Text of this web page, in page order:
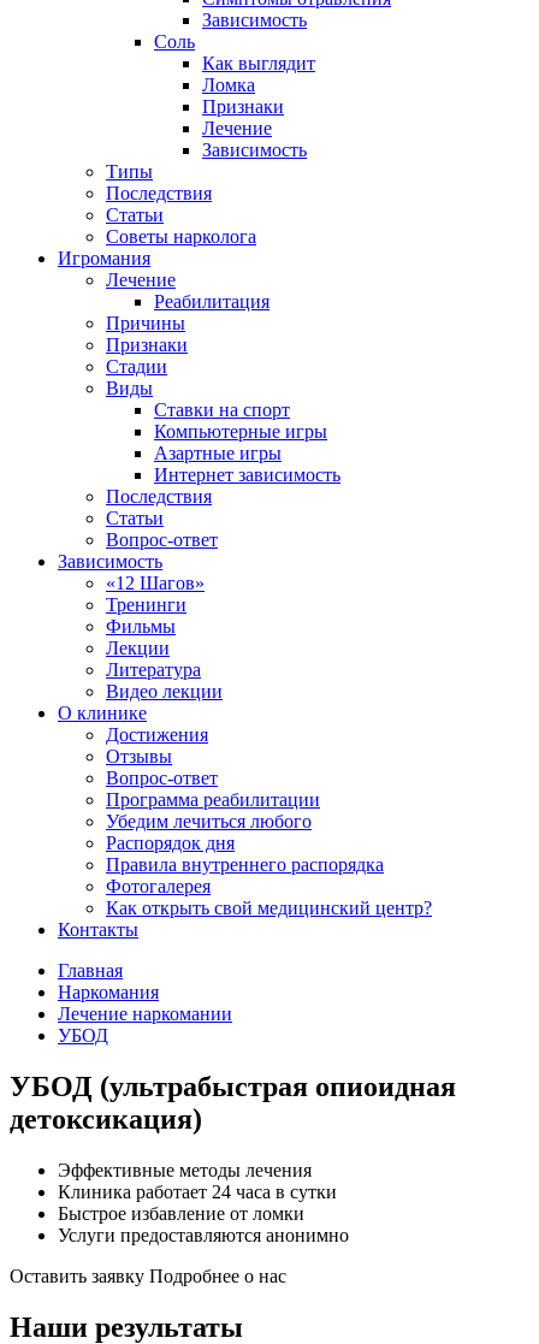
Зависимость
Соль
Как выглядит
Ломка
Признаки
Лечение
Зависимость
Типы
Последствия
Статьи
Советы нарколога
Игромания
Лечение
Реабилитация
Причины
Признаки
Стадии
Виды
Ставки на спорт
Компьютерные игры
Азартные игры
Интернет зависимость
Последствия
Статьи
Вопрос-ответ
Зависимость
«12 Шагов»
Тренинги
Фильмы
Лекции
Литература
Видео лекции
О клинике
Достижения
Отзывы
Вопрос-ответ
Программа реабилитации
Убедим лечиться любого
Распорядок дня
Правила внутреннего распорядка
Фотогалерея
Как открыть свой медицинский центр?
Контакты
Главная
Наркомания
Лечение наркомании
УБОД
УБОД (ультрабыстрая опиоидная
детоксикация)
Эффективные методы лечения
Клиника работает 24 часа в сутки
Быстрое избавление от ломки
Услуги предоставляются анонимно
Оставить заявку Подробнее о нас
Наши результаты